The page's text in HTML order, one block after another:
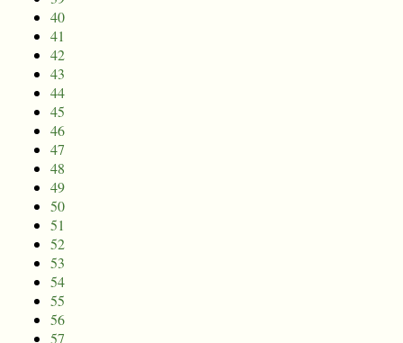
40
41
42
43
44
45
46
47
48
49
50
51
52
53
54
55
56
57